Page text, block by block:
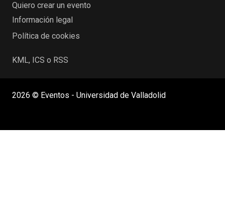
Quiero crear un evento
Información legal
Política de cookies
KML, ICS o RSS
2026 © Eventos - Universidad de Valladolid